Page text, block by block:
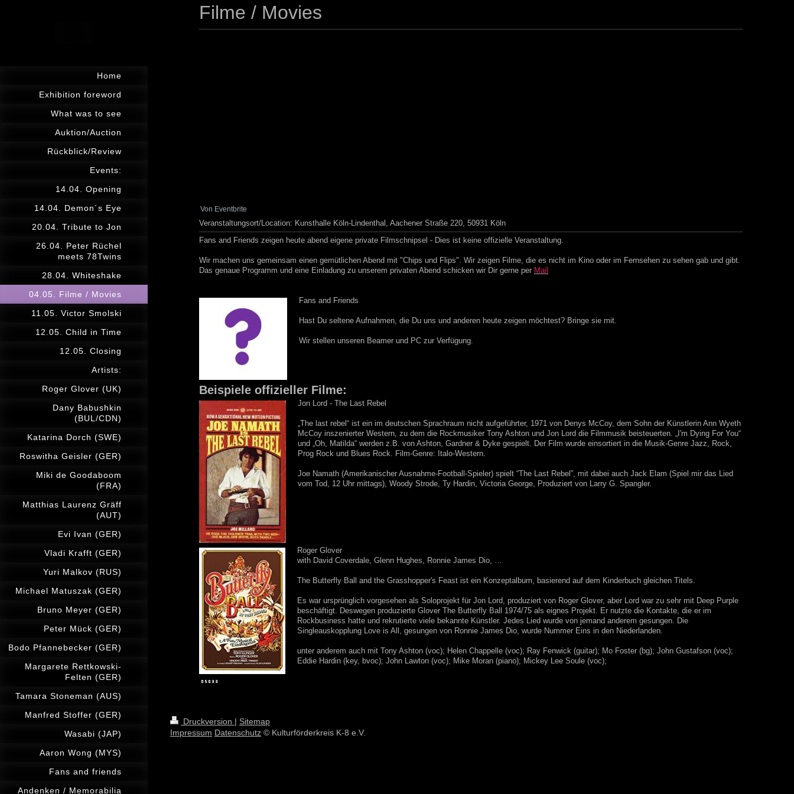
Home
Exhibition foreword
What was to see
Auktion/Auction
Rückblick/Review
Events:
14.04. Opening
14.04. Demon´s Eye
20.04. Tribute to Jon
26.04. Peter Rüchel
meets 78Twins
28.04. Whiteshake
04.05. Filme / Movies
11.05. Victor Smolski
12.05. Child in Time
12.05. Closing
Artists:
Roger Glover (UK)
Dany Babushkin
(BUL/CDN)
Katarina Dorch (SWE)
Roswitha Geisler (GER)
Miki de Goodaboom
(FRA)
Matthias Laurenz Gräff
(AUT)
Evi Ivan (GER)
Vladi Krafft (GER)
Yuri Malkov (RUS)
Michael Matuszak (GER)
Bruno Meyer (GER)
Peter Mück (GER)
Bodo Pfannebecker (GER)
Margarete Rettkowski-
Felten (GER)
Tamara Stoneman (AUS)
Manfred Stoffer (GER)
Wasabi (JAP)
Aaron Wong (MYS)
Fans and friends
Andenken / Memorabilia
Filme / Movies
Von Eventbrite
Veranstaltungsort/Location: Kunsthalle Köln-Lindenthal, Aachener Straße 220, 50931 Köln
Fans and Friends zeigen heute abend eigene private Filmschnipsel - Dies ist keine offizielle Veranstaltung.
Wir machen uns gemeinsam einen gemütlichen Abend mit "Chips und Flips". Wir zeigen Filme, die es nicht im Kino oder im Fernsehen zu sehen gab und gibt.
Das genaue Programm und eine Einladung zu unserem privaten Abend schicken wir Dir gerne per Mail
Fans and Friends
Hast Du seltene Aufnahmen, die Du uns und anderen heute zeigen möchtest? Bringe sie mit.
Wir stellen unseren Beamer und PC zur Verfügung.
Beispiele offizieller Filme:
Jon Lord - The Last Rebel
„The last rebel“ ist ein im deutschen Sprachraum nicht aufgeführter, 1971 von Denys McCoy, dem Sohn der Künstlerin Ann Wyeth
McCoy inszenierter Western, zu dem die Rockmusiker Tony Ashton und Jon Lord die Filmmusik beisteuerten. „I'm Dying For You“
und „Oh, Matilda“ werden z.B. von Ashton, Gardner & Dyke gespielt. Der Film wurde einsortiert in die Musik-Genre Jazz, Rock,
Prog Rock und Blues Rock. Film-Genre: Italo-Western.
Joe Namath (Amerikanischer Ausnahme-Football-Spieler) spielt “The Last Rebel”, mit dabei auch Jack Elam (Spiel mir das Lied
vom Tod, 12 Uhr mittags), Woody Strode, Ty Hardin, Victoria George, Produziert von Larry G. Spangler.
Roger Glover
with David Coverdale, Glenn Hughes, Ronnie James Dio, …
The Butterfly Ball and the Grasshopper's Feast ist ein Konzeptalbum, basierend auf dem Kinderbuch gleichen Titels.
Es war ursprünglich vorgesehen als Soloprojekt für Jon Lord, produziert von Roger Glover, aber Lord war zu sehr mit Deep Purple
beschäftigt. Deswegen produzierte Glover The Butterfly Ball 1974/75 als eignes Projekt. Er nutzte die Kontakte, die er im
Rockbusiness hatte und rekrutierte viele bekannte Künstler. Jedes Lied wurde von jemand anderem gesungen. Die
Singleauskopplung Love is All, gesungen von Ronnie James Dio, wurde Nummer Eins in den Niederlanden.
unter anderem auch mit Tony Ashton (voc); Helen Chappelle (voc); Ray Fenwick (guitar); Mo Foster (bg); John Gustafson (voc);
Eddie Hardin (key, bvoc); John Lawton (voc); Mike Moran (piano); Mickey Lee Soule (voc);
Druckversion | Sitemap
Impressum Datenschutz © Kulturförderkreis K-8 e.V.